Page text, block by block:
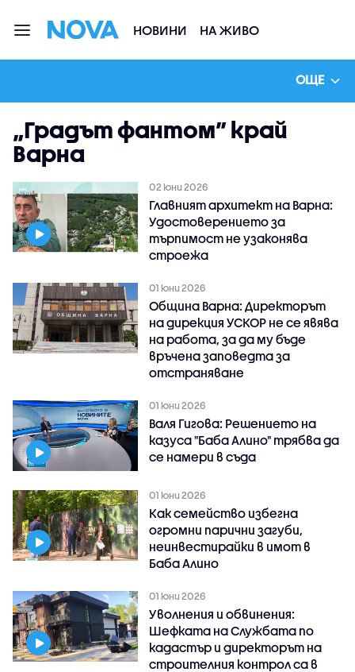
НОВИНИ НА ЖИВО
ОЩЕ
„Градът фантом” край
Варна
02 юни 2026
Главният архитект на Варна:
Удостоверението за
търпимост не узаконява
строежа
01 юни 2026
Община Варна: Директорът
на дирекция УСКОР не се явява
на работа, за да му бъде
връчена заповедта за
отстраняване
01 юни 2026
Валя Гигова: Решението на
казуса "Баба Алино" трябва да
се намери в съда
01 юни 2026
Как семейство избегна
огромни парични загуби,
неинвестирайки в имот в
Баба Алино
01 юни 2026
Уволнения и обвинения:
Шефката на Службата по
кадастър и директорът на
строителния контрол са в